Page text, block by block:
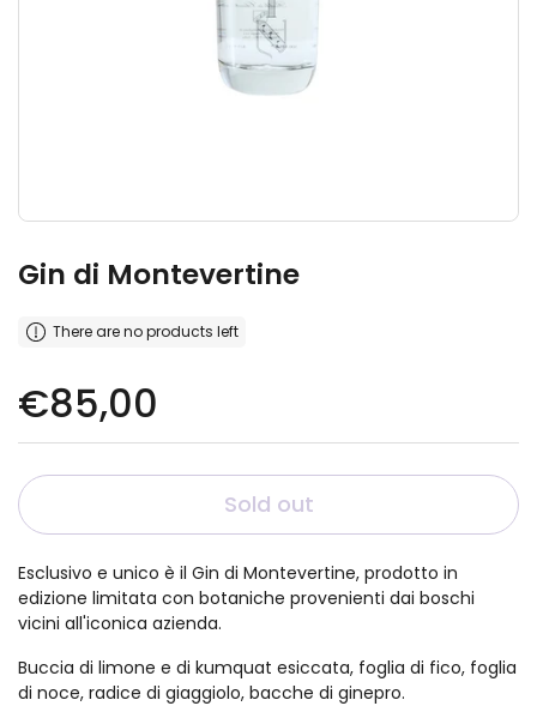
Gin di Montevertine
There are no products left
Regular price
€85,00
Sold out
Esclusivo e unico è il Gin di Montevertine, prodotto in
edizione limitata con botaniche provenienti dai boschi
vicini all'iconica azienda.
Buccia di limone e di kumquat esiccata, foglia di fico, foglia
di noce, radice di giaggiolo, bacche di ginepro.